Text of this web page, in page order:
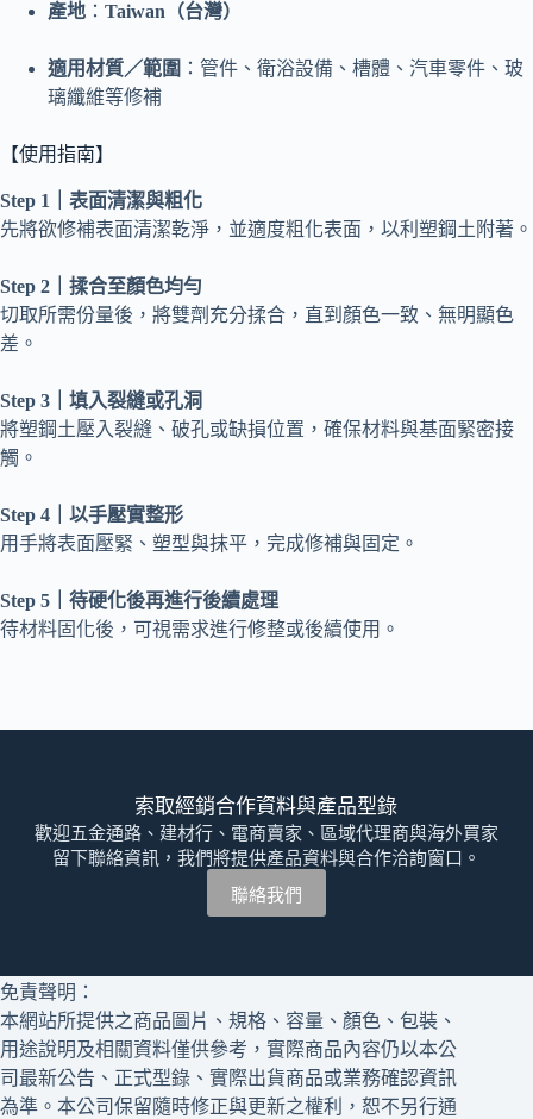
產地 ： Taiwan（台灣）
適用材質／範圍 ：管件、衛浴設備、槽體、汽車零件、玻
璃纖維等修補
【使用指南】
Step 1｜表面清潔與粗化
先將欲修補表面清潔乾淨，並適度粗化表面，以利塑鋼土附著。
Step 2｜揉合至顏色均勻
切取所需份量後，將雙劑充分揉合，直到顏色一致、無明顯色
差。
Step 3｜填入裂縫或孔洞
將塑鋼土壓入裂縫、破孔或缺損位置，確保材料與基面緊密接
觸。
Step 4｜以手壓實整形
用手將表面壓緊、塑型與抹平，完成修補與固定。
Step 5｜待硬化後再進行後續處理
待材料固化後，可視需求進行修整或後續使用。
索取經銷合作資料與產品型錄
歡迎五金通路、建材行、電商賣家、區域代理商與海外買家
留下聯絡資訊，我們將提供產品資料與合作洽詢窗口。
聯絡我們
免責聲明：
本網站所提供之商品圖片、規格、容量、顏色、包裝、
用途說明及相關資料僅供參考，實際商品內容仍以本公
司最新公告、正式型錄、實際出貨商品或業務確認資訊
為準。本公司保留隨時修正與更新之權利，恕不另行通